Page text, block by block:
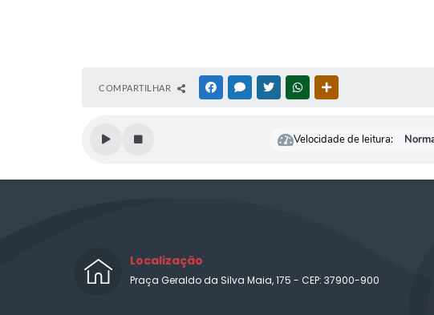
COMPARTILHAR FACEBOOKMESSENGER
TWITTERWHATSAPP
Velocidade de leitura:
Localização
Praça Geraldo da Silva Maia, 175 - CEP: 37900-900